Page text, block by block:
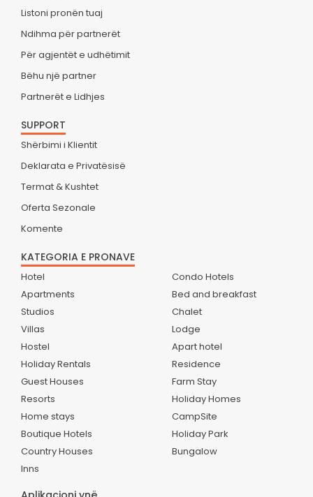
Listoni pronën tuaj
Ndihma për partnerët
Për agjentët e udhëtimit
Bëhu një partner
Partnerët e Lidhjes
SUPPORT
Shërbimi i Klientit
Deklarata e Privatësisë
Termat & Kushtet
Oferta Sezonale
Komente
KATEGORIA E PRONAVE
Hotel
Apartments
Studios
Villas
Hostel
Holiday Rentals
Guest Houses
Resorts
Home stays
Boutique Hotels
Country Houses
Inns
Condo Hotels
Bed and breakfast
Chalet
Lodge
Apart hotel
Residence
Farm Stay
Holiday Homes
CampSite
Holiday Park
Bungalow